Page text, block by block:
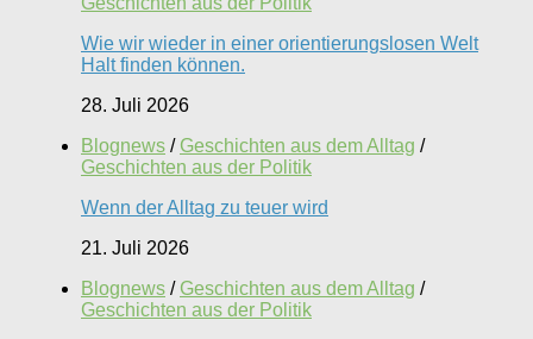
Wie wir wieder in einer orientierungslosen Welt
Halt finden können.
28. Juli 2026
Blognews / Geschichten aus dem Alltag /
Geschichten aus der Politik
Wenn der Alltag zu teuer wird
21. Juli 2026
Blognews / Geschichten aus dem Alltag /
Geschichten aus der Politik